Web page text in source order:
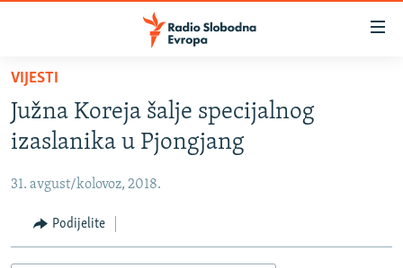
Pređite
glavni
sadržaj
na
navigaciju
Pređite
BOSNA I HERCEGOVINA
KOSOVO
CRNA GORA
VIJESTI
Južna Koreja šalje specijalnog
izaslanika u Pjongjang
31. avgust/kolovoz, 2018.
Podijelite